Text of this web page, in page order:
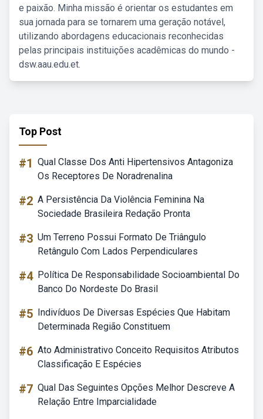
e paixão. Minha missão é orientar os estudantes em
sua jornada para se tornarem uma geração notável,
utilizando abordagens educacionais reconhecidas
pelas principais instituições acadêmicas do mundo -
dsw.aau.edu.et.
Top Post
#1 Qual Classe Dos Anti Hipertensivos Antagoniza
Os Receptores De Noradrenalina
#2 A Persistência Da Violência Feminina Na
Sociedade Brasileira Redação Pronta
#3 Um Terreno Possui Formato De Triângulo
Retângulo Com Lados Perpendiculares
#4 Política De Responsabilidade Socioambiental Do
Banco Do Nordeste Do Brasil
#5 Indivíduos De Diversas Espécies Que Habitam
Determinada Região Constituem
#6 Ato Administrativo Conceito Requisitos Atributos
Classificação E Espécies
#7 Qual Das Seguintes Opções Melhor Descreve A
Relação Entre Imparcialidade